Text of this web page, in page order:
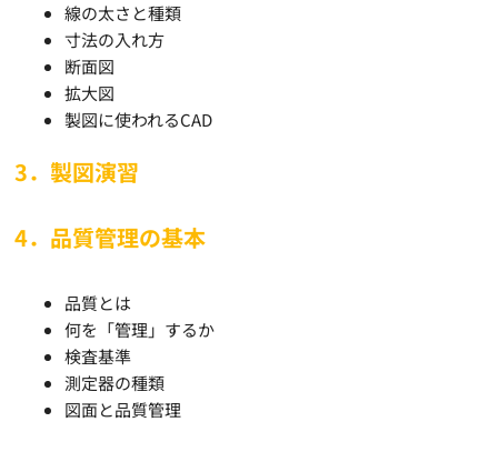
線の太さと種類
寸法の入れ方
断面図
拡大図
製図に使われるCAD
3．製図演習
4．品質管理の基本
品質とは
何を「管理」するか
検査基準
測定器の種類
図面と品質管理